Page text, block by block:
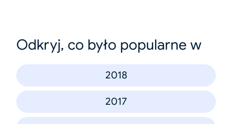
Odkryj, co było popularne w
2018
2017